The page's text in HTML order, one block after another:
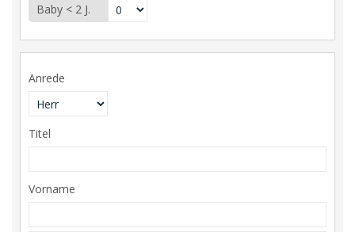
Baby < 2 J.
Anrede
Titel
Vorname